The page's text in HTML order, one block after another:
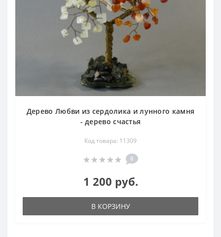
Дерево Любви из сердолика и лунного камня
- дерево счастья
Код товара: 11309
0
1 200 руб.
В КОРЗИНУ